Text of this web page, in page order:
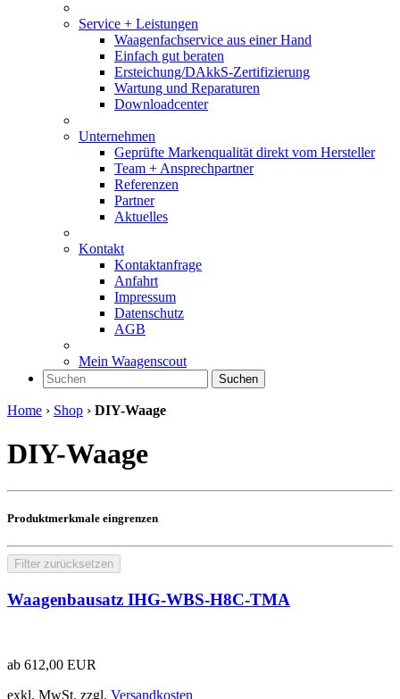
Service + Leistungen
Waagenfachservice aus einer Hand
Einfach gut beraten
Ersteichung/DAkkS-Zertifizierung
Wartung und Reparaturen
Downloadcenter
Unternehmen
Geprüfte Markenqualität direkt vom Hersteller
Team + Ansprechpartner
Referenzen
Partner
Aktuelles
Kontakt
Kontaktanfrage
Anfahrt
Impressum
Datenschutz
AGB
Mein Waagenscout
Suchen
Home › Shop › DIY-Waage
DIY-Waage
Produktmerkmale eingrenzen
Filter zurücksetzen
Waagenbausatz IHG-WBS-H8C-TMA
ab 612,00 EUR
exkl. MwSt. zzgl. Versandkosten